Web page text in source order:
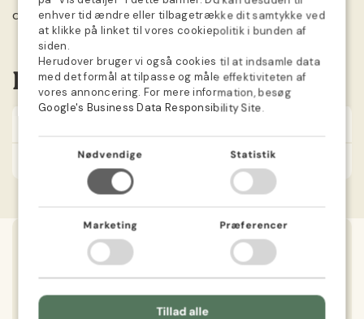
dem.
Information
Mere end 100.000 kunder har valgt os
GERMAN
SWEDISH
NORWEGIAN
DUTCH
FRENCH
enhver tid ændre eller tilbagetrække dit samtykke ved
at klikke på linket til vores cookiepolitik i bunden af
siden.
Herudover bruger vi også cookies til at indsamle data
med det formål at tilpasse og måle effektiviteten af
vores annoncering. For mere information, besøg
Google's Business Data Responsibility Site.
Nødvendige Statistik
Marketing Præferencer
Tillad alle